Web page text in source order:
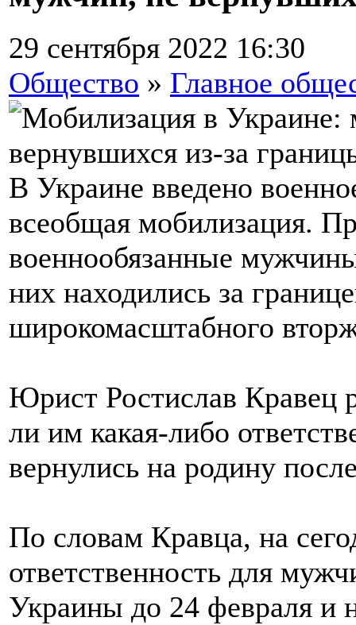
29 сентября 2022 16:30
Общество » Главное
В Украине введено
всеобщая мобилизация.
военнообязанные
них находились за
широкомасштабного
Юрист Ростислав Кравец
ли им какая-либо
вернулись на родину
По словам Кравца, на
ответственность для
Украины до 24 февраля и